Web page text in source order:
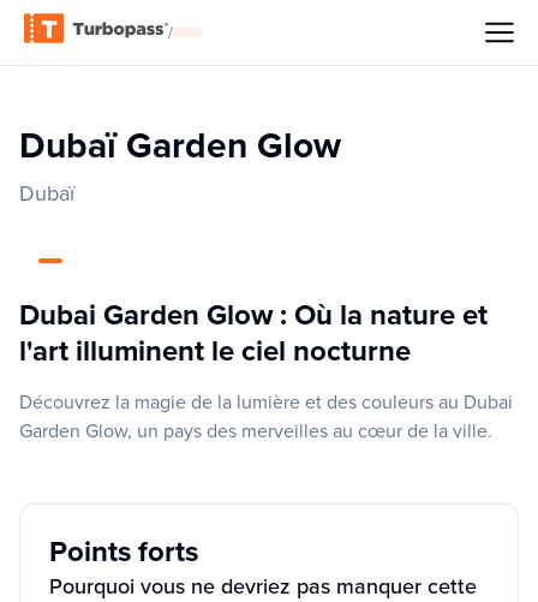
/
Dubaï Garden Glow
Dubaï
Dubai Garden Glow : Où la nature et
l'art illuminent le ciel nocturne
Découvrez la magie de la lumière et des couleurs au Dubai
Garden Glow, un pays des merveilles au cœur de la ville.
Points forts
Pourquoi vous ne devriez pas manquer cette